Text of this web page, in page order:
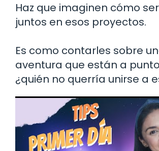
Haz que imaginen cómo
juntos en esos proyectos.
Es como contarles sobre
aventura que están a
¿quién no querría unirse a